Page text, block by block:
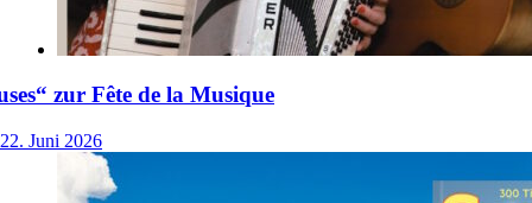
zur Fête de la Musique
22. Juni 2026